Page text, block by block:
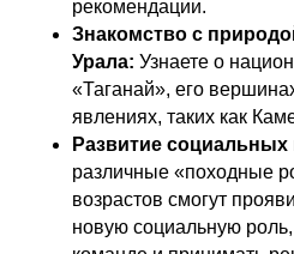
рекомендации.
Знакомство с
Урала: Узнаете о
«Таганай», его
явлениях, таких как
Развитие
различные «походные
возрастов смогут
новую социальную роль,
Также мы в соц
8 (495) 241-00-68
info@proholidays.ru